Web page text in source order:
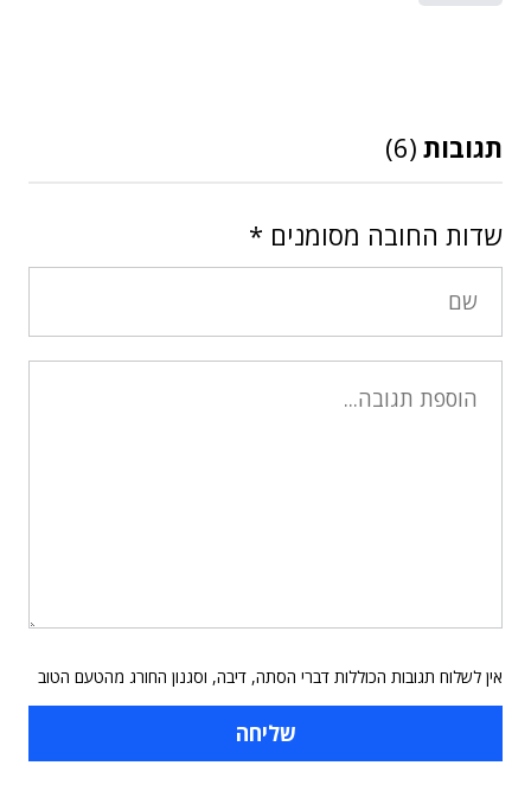
תגובות (6)
שדות החובה מסומנים *
אין לשלוח תגובות הכוללות דברי הסתה, דיבה, וסגנון החורג מהטעם הטוב